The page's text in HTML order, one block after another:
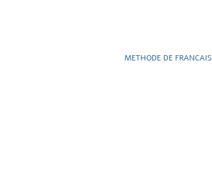
METHODE DE FRANCAIS